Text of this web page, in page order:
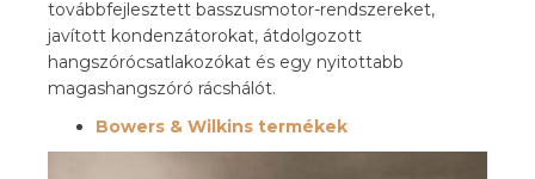
továbbfejlesztett basszusmotor-rendszereket,
javított kondenzátorokat, átdolgozott
hangszórócsatlakozókat és egy nyitottabb
magashangszóró rácshálót.
Bowers & Wilkins termékek